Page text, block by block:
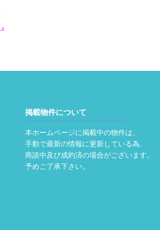
掲載物件について
本ホームページに掲載中の物件は、
手動で最新の情報に更新している為、
商談中及び成約済の場合がございます。
予めご了承下さい。